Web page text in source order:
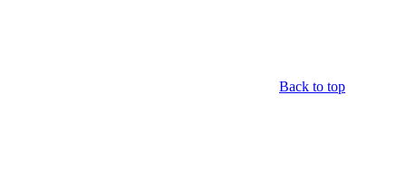
Back to top